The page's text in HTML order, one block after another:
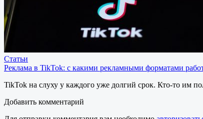
Статьи
Реклама в TikTok: с какими рекламными форматами
TikTok на слуху у каждого уже долгий срок. Кто-то им
Добавить комментарий